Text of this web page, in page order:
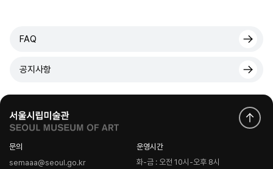
FAQ
공지사항
문의
semaaa@seoul.go.kr
운영시간
화-금 : 오전 10시-오후 8시